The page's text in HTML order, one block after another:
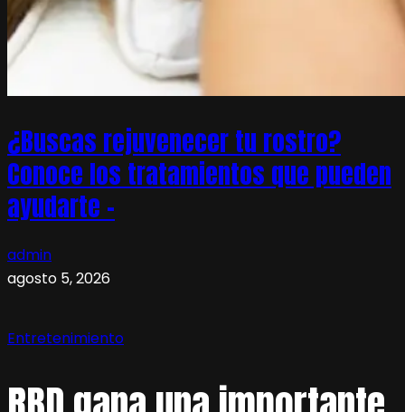
¿Buscas rejuvenecer tu rostro?
Conoce los tratamientos que pueden
ayudarte –
admin
agosto 5, 2026
Entretenimiento